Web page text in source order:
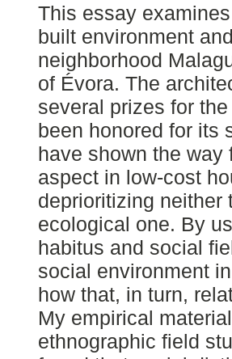
This essay
built environment
neighborhood
of Évora. The
several prizes for
been honored for its
have shown the
aspect in low-cost
deprioritizing neither
ecological one. By
habitus and social
social environment
how that, in turn,
My empirical
ethnographic field